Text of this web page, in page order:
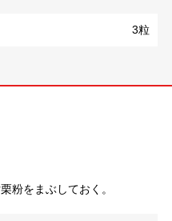
3粒
粉をまぶしておく。